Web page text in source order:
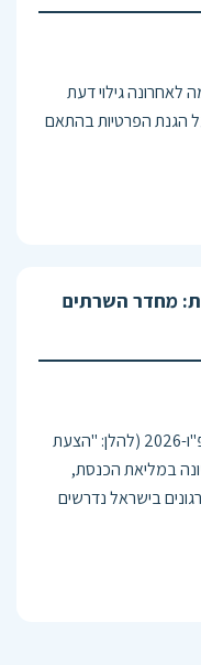
גילוי דעת
הגנת הפרטיות בהתאם
מחדר השרתים
הצעת חוק הגנת הסייבר הלאומית, התשפ"ו-2026 (להלן: "הצעת
במליאת הכנסת,
בישראל נדרשים